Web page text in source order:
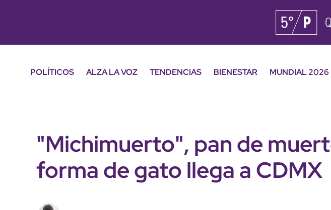
POLÍTICOS ALZA LA VOZ TENDENCIAS BIENESTAR
MUNDIAL 2026
"Michimuerto", pan de
forma de gato llega a CDMX